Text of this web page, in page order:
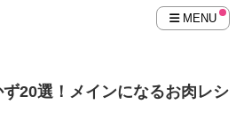
MENU
20選！メインになるお肉レシ